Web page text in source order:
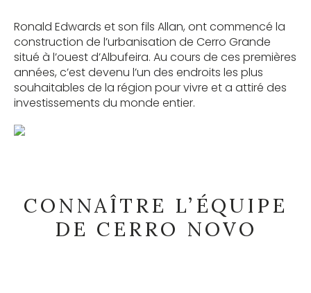
Ronald Edwards et son fils Allan, ont commencé la
construction de l’urbanisation de Cerro Grande
situé à l’ouest d’Albufeira. Au cours de ces premières
années, c’est devenu l’un des endroits les plus
souhaitables de la région pour vivre et a attiré des
investissements du monde entier.
CONNAÎTRE L’ÉQUIPE
DE CERRO NOVO